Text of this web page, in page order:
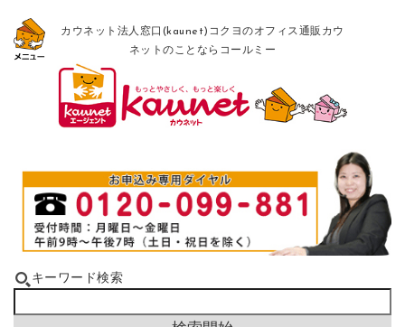
カウネット法人窓口(kaunet)コクヨのオフィス通販カウ
ネットのことならコールミー
キーワード検索